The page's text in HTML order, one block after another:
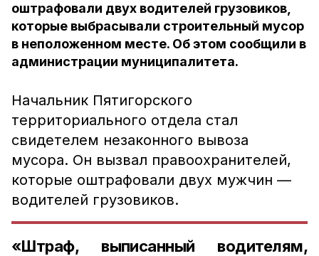
оштрафовали двух водителей грузовиков,
которые выбрасывали строительный мусор
в неположенном месте. Об этом сообщили в
администрации муниципалитета.
Начальник Пятигорского
территориального отдела стал
свидетелем незаконного вывоза
мусора. Он вызвал правоохранителей,
которые оштрафовали двух мужчин —
водителей грузовиков.
«Штраф, выписанный водителям,